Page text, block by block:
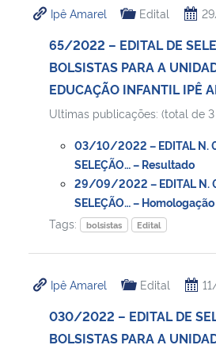
Ministério da Cidadania
Ministério de Minas e Energia
Ministério da Ciência, Tecnologia, Inovações e
Ministério do Meio Ambiente
Ministério do Turismo
Ipê Amarel Edital
65/2022 – EDITAL DE
BOLSISTAS PARA A
EDUCAÇÃO INFANTIL IPÊ
Ultimas publicações: (total de 3
03/10/2022 – EDITAL N.
SELEÇÃO… – Resultado
29/09/2022 – EDITAL N.
SELEÇÃO… – Homologação
Tags:
bolsistas Edital
Ipê Amarel Edital
030/2022 – EDITAL DE
BOLSISTAS PARA A